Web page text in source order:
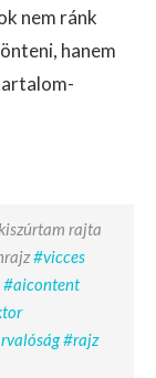
nem ránk
hanem
rajta
#vicces
#aicontent
#rajz